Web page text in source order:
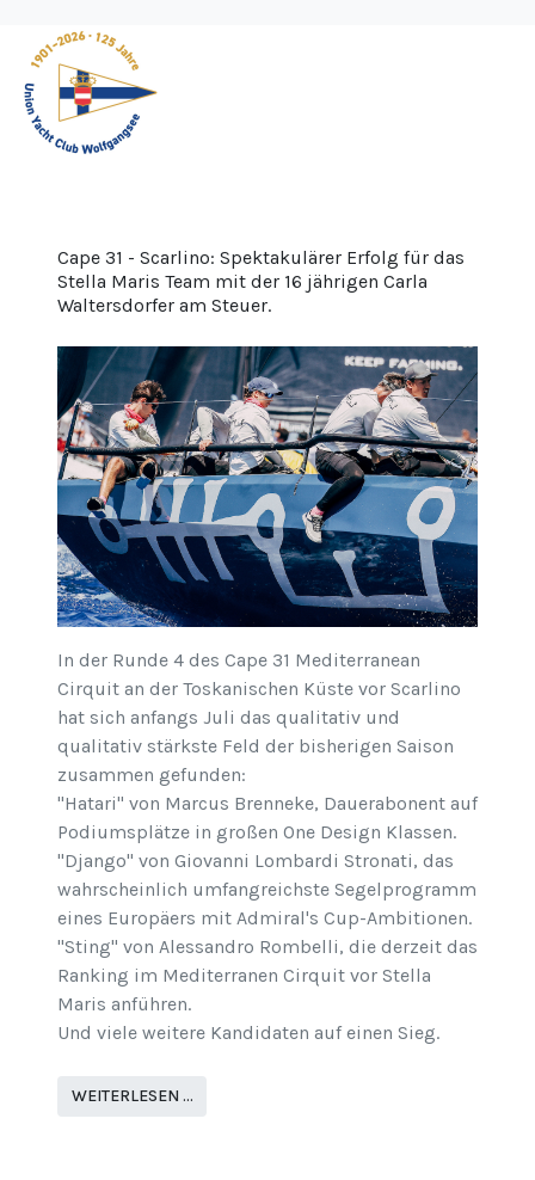
Cape 31 - Scarlino: Spektakulärer Erfolg für das
Stella Maris Team mit der 16 jährigen Carla
Waltersdorfer am Steuer.
In der Runde 4 des Cape 31 Mediterranean
Cirquit an der Toskanischen Küste vor Scarlino
hat sich anfangs Juli das qualitativ und
qualitativ stärkste Feld der bisherigen Saison
zusammen gefunden:
"Hatari" von Marcus Brenneke, Dauerabonent auf
Podiumsplätze in großen One Design Klassen.
"Django" von Giovanni Lombardi Stronati, das
wahrscheinlich umfangreichste Segelprogramm
eines Europäers mit Admiral's Cup-Ambitionen.
"Sting" von Alessandro Rombelli, die derzeit das
Ranking im Mediterranen Cirquit vor Stella
Maris anführen.
Und viele weitere Kandidaten auf einen Sieg.
WEITERLESEN …